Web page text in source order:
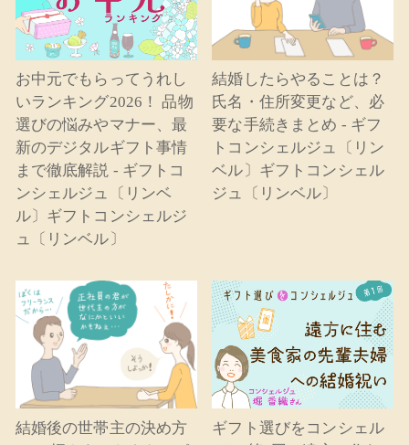
お中元でもらってうれし
いランキング2026！ 品物
選びの悩みやマナー、最
新のデジタルギフト事情
まで徹底解説 - ギフトコ
ンシェルジュ〔リンベ
ル〕ギフトコンシェルジ
ュ〔リンベル〕
結婚したらやることは？
氏名・住所変更など、必
要な手続きまとめ - ギフ
トコンシェルジュ〔リン
ベル〕ギフトコンシェル
ジュ〔リンベル〕
結婚後の世帯主の決め方
ギフト選びをコンシェル